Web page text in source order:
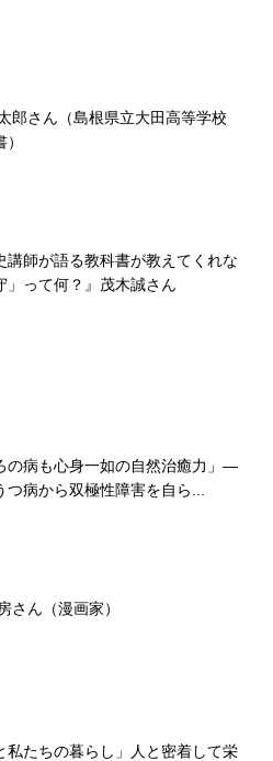
郎さん（島根県立大田高等学校
講師が語る教科書が教えてくれな
」って何？』茂木誠さん
の病も心身一如の自然治癒力」―
つ病から双極性障害を自ら...
さん（漫画家）
私たちの暮らし」人と密着して栄